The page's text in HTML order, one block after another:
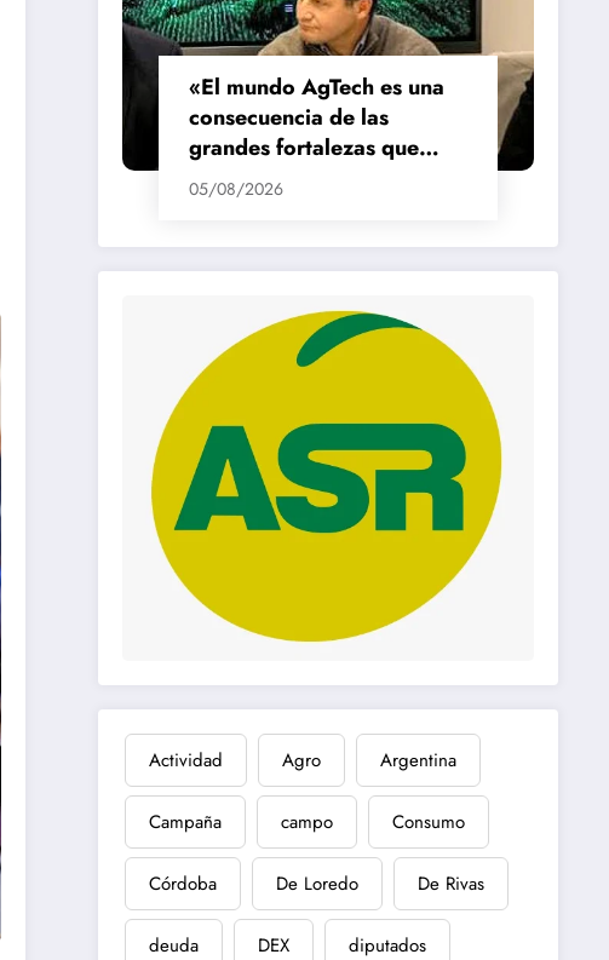
«El mundo AgTech es una
consecuencia de las
grandes fortalezas que
tenemos en la región»
05/08/2026
Actividad Agro Argentina
Campaña campo Consumo
Córdoba De Loredo De Rivas
deuda DEX diputados